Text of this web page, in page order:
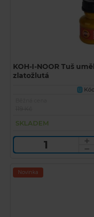
KOH-I-NOOR Tuš
zlatožlutá
U
SKLADEM
Novinka